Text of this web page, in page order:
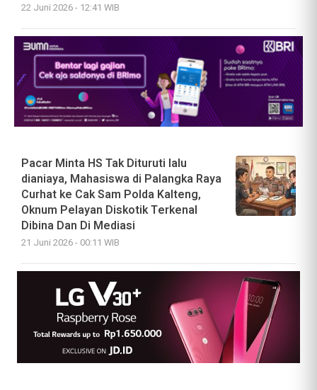
22 Juni 2026 - 12:41 WIB
Pacar Minta HS Tak Dituruti lalu
dianiaya, Mahasiswa di Palangka Raya
Curhat ke Cak Sam Polda Kalteng,
Oknum Pelayan Diskotik Terkenal
Dibina Dan Di Mediasi
21 Juni 2026 - 00:11 WIB